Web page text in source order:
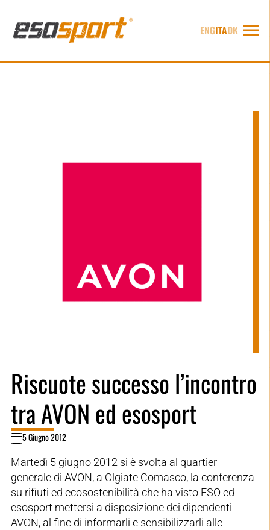
ENGITADK
Riscuote successo l’incontro
tra AVON ed esosport
5 Giugno 2012
Martedì 5 giugno 2012 si è svolta al quartier
generale di AVON, a Olgiate Comasco, la conferenza
su rifiuti ed ecosostenibilità che ha visto ESO ed
esosport mettersi a disposizione dei dipendenti
AVON, al fine di informarli e sensibilizzarli alle